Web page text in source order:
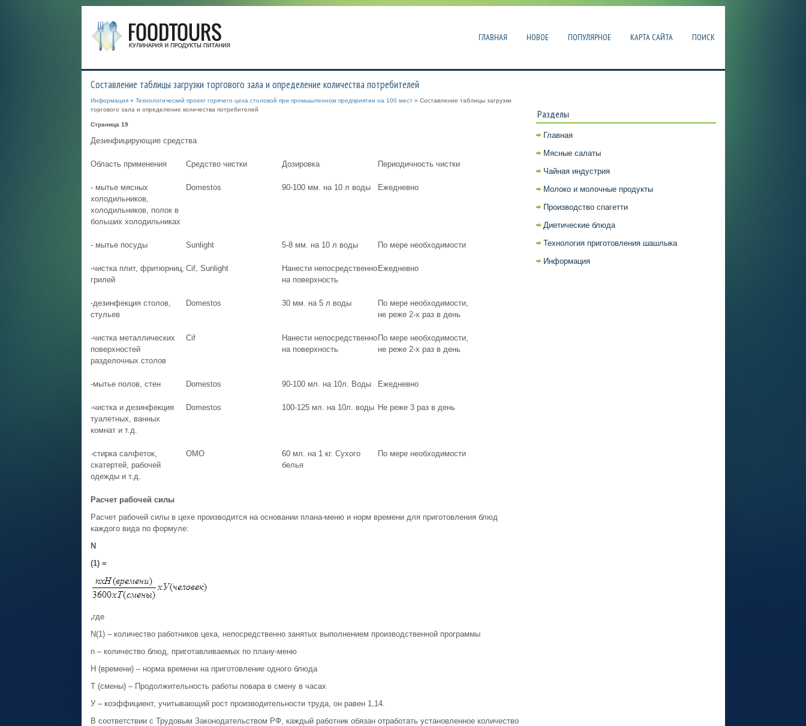
ГЛАВНАЯ НОВОЕ ПОПУЛЯРНОЕ КАРТА САЙТА ПОИСК
Составление таблицы загрузки торгового зала и определение количества потребителей
Информация» Технологический проект горячего цеха столовой при промышленном предприятии на 100 мест» Составление таблицы загрузки
торгового зала и определение количества потребителей
Страница 19
Дезинфицирующие средства
Область применения Средство чистки Дозировка Периодичность чистки
- мытье мясных
холодильников,
холодильников, полок в
больших холодильниках
Domestos 90-100 мм. на 10 л воды Ежедневно
- мытье посуды Sunlight 5-8 мм. на 10 л воды По мере необходимости
-чистка плит, фритюрниц,
грилей
Cif, Sunlight
Нанести непосредственно
на поверхность
Ежедневно
-дезинфекция столов,
стульев
Domestos 30 мм. на 5 л воды
По мере необходимости,
не реже 2-х раз в день
-чистка металлических
поверхностей
разделочных столов
Cif
Нанести непосредственно
на поверхность
По мере необходимости,
не реже 2-х раз в день
-мытье полов, стен Domestos 90-100 мл. на 10л. Воды Ежедневно
-чистка и дезинфекция
туалетных, ванных
комнат и т.д.
Domestos 100-125 мл. на 10л. воды Не реже 3 раз в день
-стирка салфеток,
скатертей, рабочей
одежды и т.д.
ОМО
60 мл. на 1 кг. Сухого
белья
По мере необходимости
Расчет рабочей силы
Расчет рабочей силы в цехе производится на основании плана-меню и норм времени для приготовления блюд
каждого вида по формуле:
N
(1) =
,где
N(1) – количество работников цеха, непосредственно занятых выполнением производственной программы
n – количество блюд, приготавливаемых по плану-меню
Н (времени) – норма времени на приготовление одного блюда
Т (смены) – Продолжительность работы повара в смену в часах
У – коэффициент, учитывающий рост производительности труда, он равен 1,14.
В соответствии с Трудовым Законодательством РФ, каждый работник обязан отработать установленное количество
Разделы
Главная
Мясные салаты
Чайная индустрия
Молоко и молочные продукты
Производство спагетти
Диетические блюда
Технология приготовления шашлыка
Информация